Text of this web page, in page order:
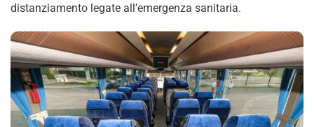
distanziamento legate all’emergenza sanitaria.